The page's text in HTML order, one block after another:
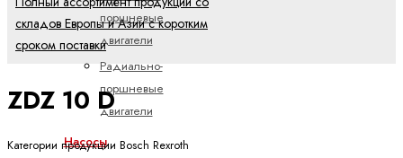
поршневые
двигатели
Радиально-
поршневые
двигатели
Насосы
складов Европы и Азии с коротким
сроком поставки
ZDZ 10 D
Категории продукции Bosch Rexroth